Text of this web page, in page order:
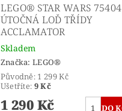
LEGO® STAR WARS 75404
ÚTOČNÁ LOĎ TŘÍDY
ACCLAMATOR
Skladem
Značka:LEGO®
Původně: 1 299 Kč
Ušetříte: 9 Kč
1 290 Kč